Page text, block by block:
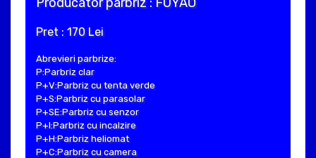
Pret : 170 Lei
Abrevieri parbrize:
P:Parbriz clar
P+V:Parbriz cu tenta verde
P+S:Parbriz cu parasolar
P+SE:Parbriz cu senzor
P+I:Parbriz cu incalzire
P+H:Parbriz heliomat
P+C:Parbriz cu camera